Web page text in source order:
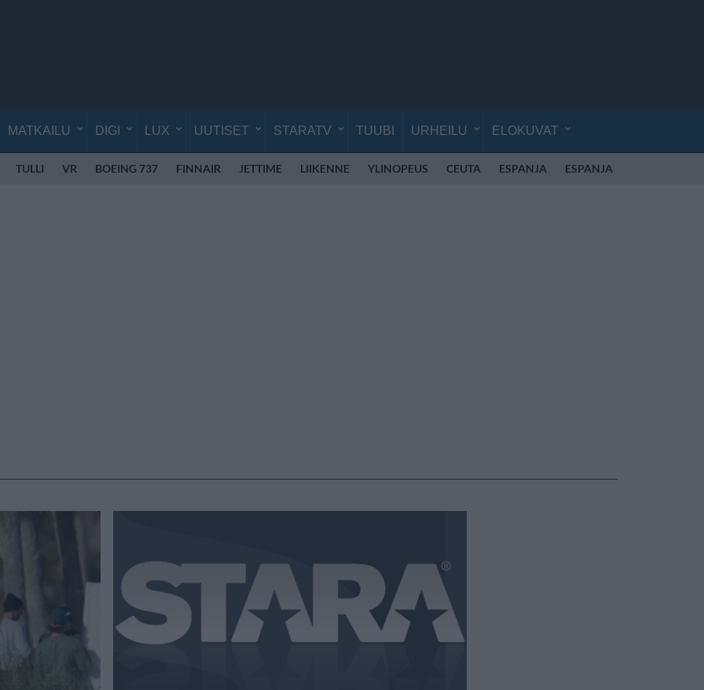
MATKAILU DIGI LUX UUTISET STARATV TUUBI URHEILU ELOKUVAT
TULLI VR BOEING 737 FINNAIR JETTIME LIIKENNE YLINOPEUS CEUTA ESPANJA ESPANJA